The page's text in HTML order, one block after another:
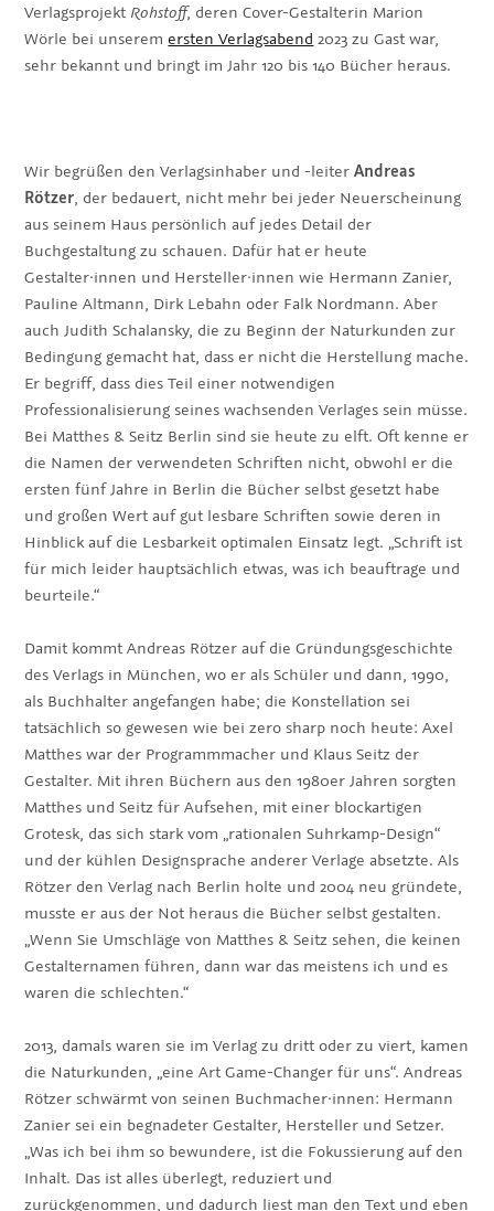
Verlagsprojekt Rohstoff, deren Cover-Gestalterin Marion
Wörle bei unserem ersten Verlagsabend 2023 zu Gast war,
sehr bekannt und bringt im Jahr 120 bis 140 Bücher heraus.
Wir begrüßen den Verlagsinhaber und -leiterAndreas
Rötzer, der bedauert, nicht mehr bei jeder Neuerscheinung
aus seinem Haus persönlich auf jedes Detail der
Buchgestaltung zu schauen. Dafür hat er heute
Gestalter·innen und Hersteller·innen wie Hermann Zanier,
Pauline Altmann, Dirk Lebahn oder Falk Nordmann. Aber
auch Judith Schalansky, die zu Beginn der Naturkunden zur
Bedingung gemacht hat, dass er nicht die Herstellung mache.
Er begriff, dass dies Teil einer notwendigen
Professionalisierung seines wachsenden Verlages sein müsse.
Bei Matthes & Seitz Berlin sind sie heute zu elft. Oft kenne er
die Namen der verwendeten Schriften nicht, obwohl er die
ersten fünf Jahre in Berlin die Bücher selbst gesetzt habe
und großen Wert auf gut lesbare Schriften sowie deren in
Hinblick auf die Lesbarkeit optimalen Einsatz legt. „Schrift ist
für mich leider hauptsächlich etwas, was ich beauftrage und
beurteile.“
Damit kommt Andreas Rötzer auf die Gründungsgeschichte
des Verlags in München, wo er als Schüler und dann, 1990,
als Buchhalter angefangen habe; die Konstellation sei
tatsächlich so gewesen wie bei zero sharp noch heute: Axel
Matthes war der Programmmacher und Klaus Seitz der
Gestalter. Mit ihren Büchern aus den 1980er Jahren sorgten
Matthes und Seitz für Aufsehen, mit einer blockartigen
Grotesk, das sich stark vom „rationalen Suhrkamp-Design“
und der kühlen Designsprache anderer Verlage absetzte. Als
Rötzer den Verlag nach Berlin holte und 2004 neu gründete,
musste er aus der Not heraus die Bücher selbst gestalten.
„Wenn Sie Umschläge von Matthes & Seitz sehen, die keinen
Gestalternamen führen, dann war das meistens ich und es
waren die schlechten.“
2013, damals waren sie im Verlag zu dritt oder zu viert, kamen
die Naturkunden, „eine Art Game-Changer für uns“. Andreas
Rötzer schwärmt von seinen Buchmacher·innen: Hermann
Zanier sei ein begnadeter Gestalter, Hersteller und Setzer.
„Was ich bei ihm so bewundere, ist die Fokussierung auf den
Inhalt. Das ist alles überlegt, reduziert und
zurückgenommen, und dadurch liest man den Text und eben